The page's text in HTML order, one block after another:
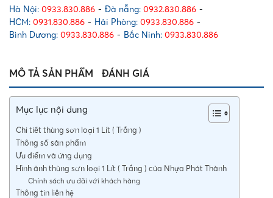
số
lượng
Hà Nội: 0933.830.886 - Đà nẵng: 0932.830.886 -
HCM: 0931.830.886 - Hải Phòng: 0933.830.886 -
Bình Dương: 0933.830.886 - Bắc Ninh: 0933.830.886
MÔ TẢ SẢN PHẨM ĐÁNH GIÁ
Mục lục nội dung
Chi tiết thùng sơn loại 1 Lít ( Trắng )
Thông số sản phẩm
Ưu điểm và ứng dụng
Hình ảnh thùng sơn loại 1 Lít ( Trắng ) của Nhựa Phát Thành
Chính sách ưu đãi với khách hàng
Thông tin liên hệ